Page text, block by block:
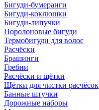
Бигуди-бумеранги
Бигуди-коклюшки
Бигуди-липучки
Поролоновые бигуди
Термобигуди для волос
Расчёски
Брашинги
Гребни
Расчёски и щётки
Щётки для чистки расчёсок
Банные штучки
Дорожные наборы